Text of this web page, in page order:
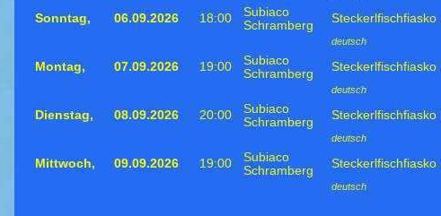
Sonntag, 06.09.2026 18:00
Subiaco
Schramberg
Steckerlfischfiasko
deutsch
Montag, 07.09.2026 19:00
Subiaco
Schramberg
Steckerlfischfiasko
deutsch
Dienstag, 08.09.2026 20:00
Subiaco
Schramberg
Steckerlfischfiasko
deutsch
Mittwoch, 09.09.2026 19:00
Subiaco
Schramberg
Steckerlfischfiasko
deutsch